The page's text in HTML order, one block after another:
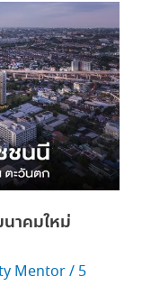
นาคมใหม่
Mentor/ 5